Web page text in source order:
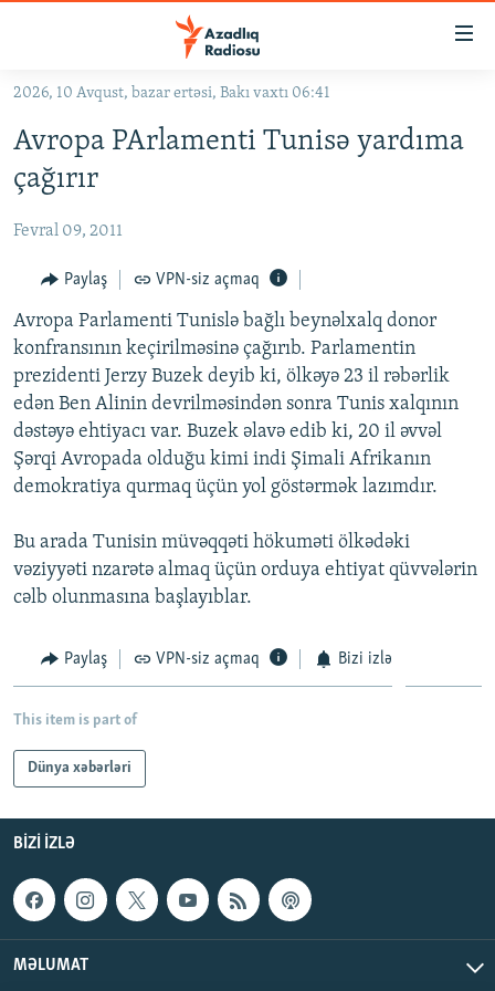
Əsas
qayıt
Əsas
naviqasiyaya
qayıt
#İZAHLA
KORRUPSIOMETR
#ƏSLINDƏ
FƏRQƏ BAX
QANUNI DOĞRU
ARAŞDIRMA
MULTIMEDIA
VIDEO
FOTOQALEREYA
RADIO ARXIV
OXU ZALI
İSLAM VƏ DEMOKRATIYA
İZ - MƏDƏNIYYƏT PROQRAMI
HAQQIMIZDA
PEŞƏ ETIKASI VƏ JURNALISTIKA STANDARTLARIMIZ
MATERIALLARIMIZDAN ISTIFADƏ
XƏBƏR BÜLLETENLƏRIMIZ
BIZI IZLƏ
2026, 10 Avqust, bazar ertəsi, Bakı vaxtı 06:41
Avropa PArlamenti Tunisə yardıma
çağırır
Fevral 09, 2011
Paylaş VPN-siz açmaq
Avropa Parlamenti Tunislə bağlı beynəlxalq donor
konfransının keçirilməsinə çağırıb. Parlamentin
prezidenti Jerzy Buzek deyib ki, ölkəyə 23 il rəbərlik
edən Ben Alinin devrilməsindən sonra Tunis xalqının
dəstəyə ehtiyacı var. Buzek əlavə edib ki, 20 il əvvəl
Şərqi Avropada olduğu kimi indi Şimali Afrikanın
demokratiya qurmaq üçün yol göstərmək lazımdır.
Bu arada Tunisin müvəqqəti hökuməti ölkədəki
vəziyyəti nzarətə almaq üçün orduya ehtiyat qüvvələrin
cəlb olunmasına başlayıblar.
Paylaş VPN-siz açmaq Bizi izlə
This item is part of
Dünya xəbərləri
BIZI IZLƏ
MƏLUMAT